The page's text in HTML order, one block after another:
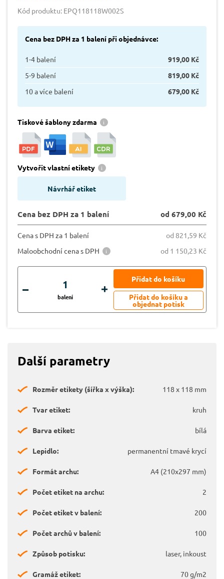
Kód produktu: EPQ118118W002S
Cena bez DPH za 1 balení při objednávce:
1-4 balení
919,00 Kč
5-9 balení
819,00 Kč
10 a více balení
679,00 Kč
Tiskové šablony zdarma
Vytvořit vlastní etikety
Návrhář etiket
Cena bez DPH za 1 balení od 679,00 Kč
Cena s DPH za 1 balení
od 821,59 Kč
Maloobchodní cena s DPH
od 1 150,23 Kč
balení
Další parametry
Rozměr etikety (šířka x výška): 118 x 118 mm
Tvar etiket: kruh
Barva etiket: bílá
Lepidlo: permanentní tmavé krycí
Formát archu: A4 (210x297 mm)
Počet etiket na archu: 2
Počet etiket v balení: 200
Počet archů v balení: 100
Způsob potisku: laser, inkoust
Gramáž etiket: 70 g/m2